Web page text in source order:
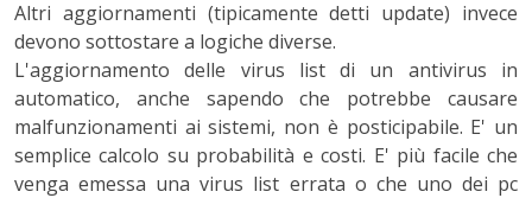
Altri aggiornamenti (tipicamente detti update) invece
devono sottostare a logiche diverse.
L'aggiornamento delle virus list di un antivirus in
automatico, anche sapendo che potrebbe causare
malfunzionamenti ai sistemi, non è posticipabile. E' un
semplice calcolo su probabilità e costi. E' più facile che
venga emessa una virus list errata o che uno dei pc